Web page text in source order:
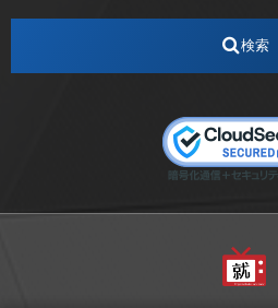
エス
オンライン カイタ
キーエンス流性弱説経営 キーエ
セレクトショップ
検索